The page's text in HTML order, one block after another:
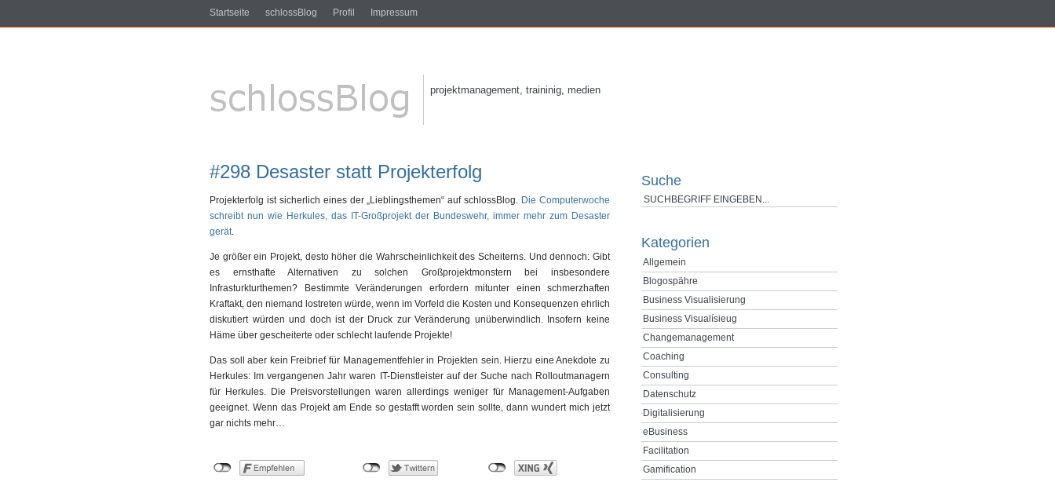
Startseite schlossBlog Profil Impressum
projektmanagement, traininig, medien
#298 Desaster statt Projekterfolg
Projekterfolg ist sicherlich eines der „Lieblingsthemen“ auf schlossBlog. Die Computerwoche
schreibt nun wie Herkules, das IT-Großprojekt der Bundeswehr, immer mehr zum Desaster
gerät.
Je größer ein Projekt, desto höher die Wahrscheinlichkeit des Scheiterns. Und dennoch: Gibt
es ernsthafte Alternativen zu solchen Großprojektmonstern bei insbesondere
Infrasturkturthemen? Bestimmte Veränderungen erfordern mitunter einen schmerzhaften
Kraftakt, den niemand lostreten würde, wenn im Vorfeld die Kosten und Konsequenzen ehrlich
diskutiert würden und doch ist der Druck zur Veränderung unüberwindlich. Insofern keine
Häme über gescheiterte oder schlecht laufende Projekte!
Das soll aber kein Freibrief für Managementfehler in Projekten sein. Hierzu eine Anekdote zu
Herkules: Im vergangenen Jahr waren IT-Dienstleister auf der Suche nach Rolloutmanagern
für Herkules. Die Preisvorstellungen waren allerdings weniger für Management-Aufgaben
geeignet. Wenn das Projekt am Ende so gestafft worden sein sollte, dann wundert mich jetzt
gar nichts mehr…
Suche
Kategorien
Allgemein
Blogospähre
Business Visualisierung
Business Visualísieug
Changemanagement
Coaching
Consulting
Datenschutz
Digitalisierung
eBusiness
Facilitation
Gamification